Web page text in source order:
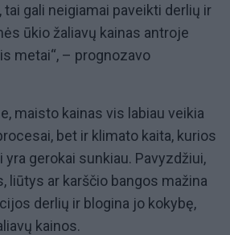
gali neigiamai paveikti derlių ir
ūkio žaliavų kainas antroje
metai“, – prognozavo
maisto kainas vis labiau veikia
bet ir klimato kaita, kurios
gerokai sunkiau. Pavyzdžiui,
liūtys ar karščio bangos mažina
derlių ir blogina jo kokybę,
kainos.